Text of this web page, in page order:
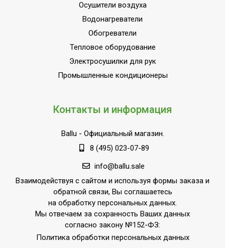
Осушители воздуха
Водонагреватели
Обогреватели
Тепловое оборудование
Электросушилки для рук
Промышленные кондиционеры
Контакты и информация
Ballu - Официальный магазин.
8 (495) 023-07-89
info@ballu.sale
Взаимодействуя с сайтом и используя формы заказа и
обратной связи, Вы соглашаетесь
на обработку персональных данных.
Мы отвечаем за сохранность Ваших данных
согласно закону №152-ФЗ:
Политика обработки персональных данных